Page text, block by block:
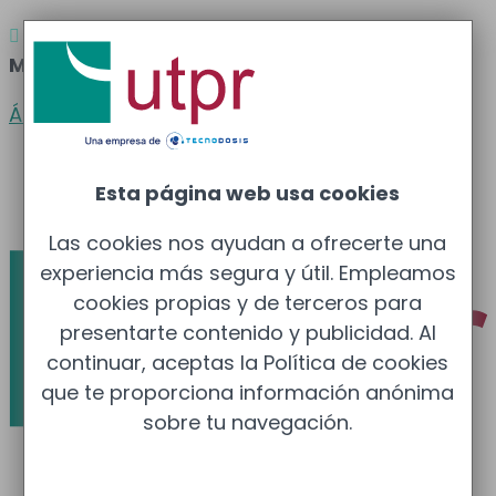
 Atención al cliente
Madrid: 910 211 975
Área clientes
Català
Esta página web usa cookies
Las cookies nos ayudan a ofrecerte una
experiencia más segura y útil. Empleamos
cookies propias y de terceros para
presentarte contenido y publicidad. Al
continuar, aceptas la Política de cookies
que te proporciona información anónima
sobre tu navegación.